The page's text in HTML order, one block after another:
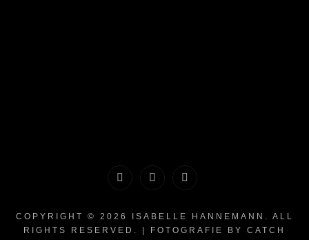
der
Privatsphäre-
widerrufenEinstellungen
ändern
COPYRIGHT © 2026 ISABELLE HANNEMANN . ALL
RIGHTS RESERVED. | FOTOGRAFIE BY CATCH